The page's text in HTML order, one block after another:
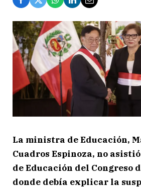
La ministra de Educación,
Cuadros Espinoza, no
de Educación del Congreso
donde debía explicar la